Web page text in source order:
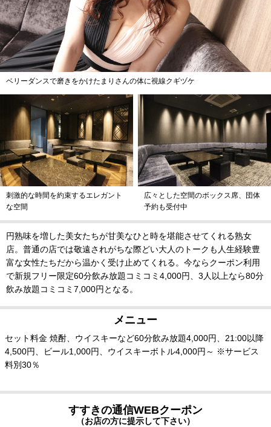
ベリーダンスで磨きをかけたまりさんの体に視線クギヅケ
刺激的な時間を約束するエレガント
な空間
広々とした空間のボックス席、団体
予約も受付中
円熟味を増した美女たちが甘美なひと時を堪能させてくれる熟女
店。普通の店では敬遠されがちな際どい大人のトークも人生経験豊
富な女性たちだから温かく受け止めてくれる。今ならクーポン利用
で新規フリー限定60分飲み放題コミコミ4,000円、3人以上なら80分
飲み放題コミコミ7,000円となる。
メニュー
セット料金 焼酎、ウイスキーなど60分飲み放題4,000円、21:00以降
4,500円、ビール1,000円、ウイスキーボトル4,000円～ ※サービス
料別30％
すすきの通信WEBクーポン
（お店の方に提示して下さい）